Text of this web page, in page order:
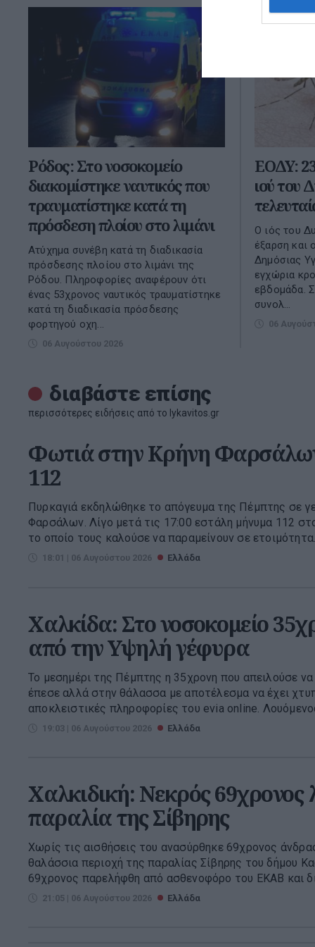
Ρόδος: Στο νοσοκομείο
διακομίστηκε ναυτικός που
τραυματίστηκε κατά τη
πρόσδεση πλοίου στο λιμάνι
Ατύχημα συνέβη κατά τη διαδικασία
πρόσδεσης πλοίου στο λιμάνι της
Ρόδου. Πληροφορίες αναφέρουν ότι
ένας 53χρονος ναυτικός τραυματίστηκε
κατά τη διαδικασία πρόσδεσης
φορτηγού οχη...
06 Αυγούστου 2026
ΕΟΔΥ:
ιού του
Ο ιός του
έξαρση και
Δημόσιας
εγχώρια
εβδομάδα.
συνολ...
06
διαβάστε επίσης
περισσότερες ειδήσεις από το lykavitos.gr
Φωτιά στην Κρήνη
112
Πυρκαγιά εκδηλώθηκε το απόγευμα της Πέμπτης σε
Φαρσάλων. Λίγο μετά τις 17:00 εστάλη μήνυμα 112
το οποίο τους καλούσε να παραμείνουν σε ετοιμότητα.
18:01 | 06 Αυγούστου 2026 Ελλάδα
Χαλκίδα: Στο νοσοκομείο
από την Υψηλή γέφυρα
Το μεσημέρι της Πέμπτης η 35χρονη που απειλούσε
έπεσε αλλά στην θάλασσα με αποτέλεσμα να έχει
αποκλειστικές πληροφορίες του evia online. Λουόμενος
19:03 | 06 Αυγούστου 2026 Ελλάδα
Χαλκιδική: Νεκρός 69χρονος
παραλία της Σίβηρης
Χωρίς τις αισθήσεις του ανασύρθηκε 69χρονος
θαλάσσια περιοχή της παραλίας Σίβηρης του δήμου
69χρονος παρελήφθη από ασθενοφόρο του ΕΚΑΒ και
21:05 | 06 Αυγούστου 2026 Ελλάδα